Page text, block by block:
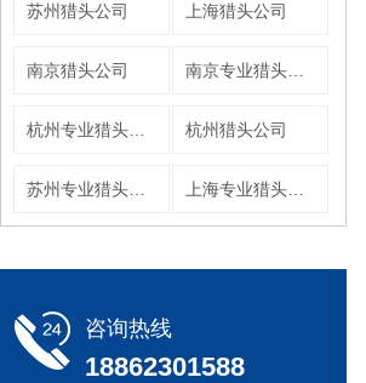
苏州猎头公司 上海猎头公司
南京猎头公司
杭州猎头公司
咨询热线
18862301588